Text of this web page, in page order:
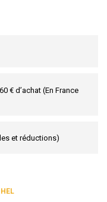
€ d’achat (En France
et réductions)